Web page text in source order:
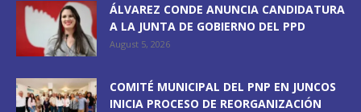
ÁLVAREZ CONDE ANUNCIA CANDIDATURA
A LA JUNTA DE GOBIERNO DEL PPD
August 5, 2026
COMITÉ MUNICIPAL DEL PNP EN JUNCOS
INICIA PROCESO DE REORGANIZACIÓN